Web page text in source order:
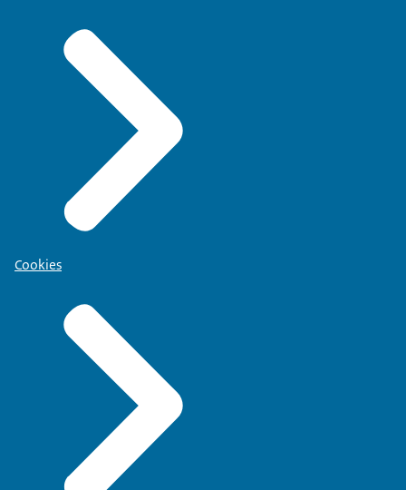
Cookies